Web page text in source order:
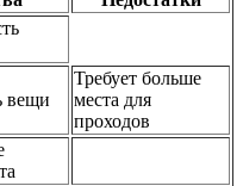
вещи
Требует больше
места для
проходов